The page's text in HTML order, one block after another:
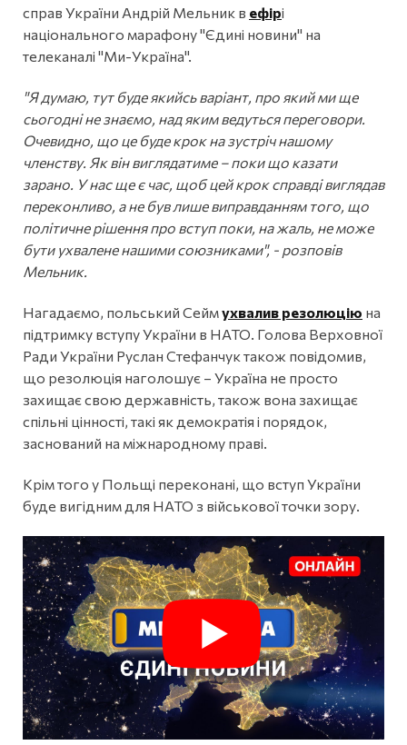
справ України Андрій Мельник в ефірі
національного марафону "Єдині новини" на
телеканалі "Ми-Україна".
"Я думаю, тут буде якийсь варіант, про який ми ще
сьогодні не знаємо, над яким ведуться переговори.
Очевидно, що це буде крок на зустріч нашому
членству. Як він виглядатиме – поки що казати
зарано. У нас ще є час, щоб цей крок справді виглядав
переконливо, а не був лише виправданням того, що
політичне рішення про вступ поки, на жаль, не може
бути ухвалене нашими союзниками", - розповів
Мельник.
Нагадаємо, польський Сеймухвалив резолюцію на
підтримку вступу України в НАТО. Голова Верховної
Ради України Руслан Стефанчук також повідомив,
що резолюція наголошує – Україна не просто
захищає свою державність, також вона захищає
спільні цінності, такі як демократія і порядок,
заснований на міжнародному праві.
Крім того у Польщі переконані, що вступ України
буде вигідним для НАТО з військової точки зору.